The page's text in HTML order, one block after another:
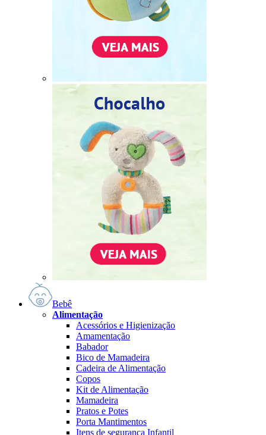
Bebê
Alimentação
Acessórios e Higienização
Amamentação
Babador
Bico de Mamadeira
Cadeira de Alimentação
Copos
Kit de Alimentação
Mamadeira
Pratos e Potes
Porta Mantimentos
Itens de segurança Infantil